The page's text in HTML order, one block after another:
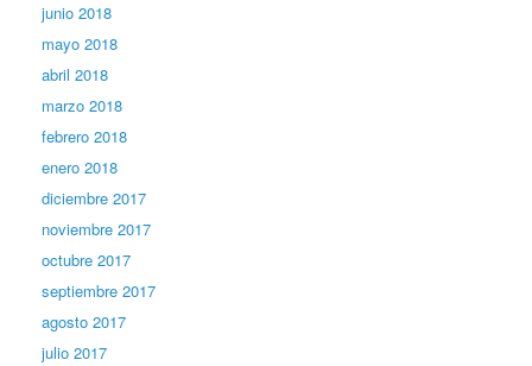
junio 2018
mayo 2018
abril 2018
marzo 2018
febrero 2018
enero 2018
diciembre 2017
noviembre 2017
octubre 2017
septiembre 2017
agosto 2017
julio 2017